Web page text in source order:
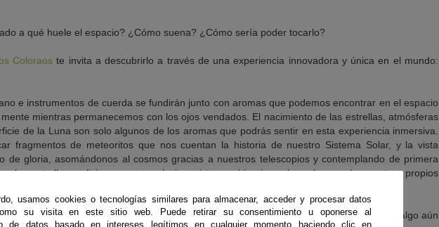
a qué huele el espacio? ¿Cómo suena? ¿Cómo sería poder tocarlo?
Coloraos te invita a descubrirlo a través de una experiencia innovadora y única en el mundo:
e instrumentos de cuerda se fundirán junto con aromas que podemos encontrar en el espacio
mientras permanecemos con los ojos vendados. El nacimiento de las estrellas, atmósferas
de la Luna son solo algunos de los aromas que podrás sentir en esta experiencia inmersiva.
fragmentos de meteoritos que nos cuentan la historia de nuestro Sistema Solar, y la vista
de gloria, asomándonos al cosmos gracias a nuestros telescopios y contemplando de primera
las estrellas, colisiones entre galaxias, sistemas binarios y hay algunos de nuestros propios
y perfumista, se une aTurismo Astronómicopara hacer de la Música de las Estrellas algo aún
usamos cookies o tecnologías similares para almacenar, acceder y procesar datos
su visita en este sitio web. Puede retirar su consentimiento u oponerse al
de datos basado en intereses legítimos en cualquier momento haciendo clic en